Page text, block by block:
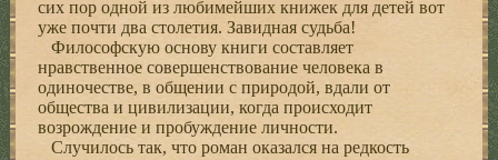
сих пор одной из любимейших книжек для детей вот
уже почти два столетия. Завидная судьба!
Философскую основу книги составляет
нравственное совершенствование человека в
одиночестве, в общении с природой, вдали от
общества и цивилизации, когда происходит
возрождение и пробуждение личности.
Случилось так, что роман оказался на редкость